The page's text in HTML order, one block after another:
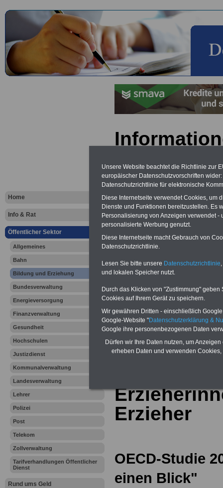
Home
Info & Rat
Öffentlicher Sektor
Allgemeines
Bahn
Bildung und Erziehung
Bundesverwaltung
Energieversorgung
Finanzverwaltung
Gesundheit
Hochschulen
Justizdienst
Kommunalverwaltung
Landesverwaltung
Lehrer
Polizei
Post
Telekom
Zollverwaltung
Tarifverhandlungen Öffentlicher
Dienst
Rund ums Geld
Erzieher
Vorteile für den
öffentlichen Dienst
Vergleichen und sparen:
-Krankenzusatzversicherung-
Online-Vergleich Gesetzliche
Zahnzusatzversicherung-
Ihr
den Fall der
Leben
Erzieher
OECD-Studie
einen Blick"
Unsere Website beachtet die Richtlinie zur
europäischer Datenschutzvorschriften
Datenschutzrichtlinie für elektronische
Diese Internetseite verwendet Cookies, um
Dienste und Funktionen bereitzustellen. Es
Personalisierung von Anzeigen verwendet
personalisierte Werbung genutzt.
Diese Internetseite macht Gebrauch von
Datenschutzrichtlinie.
Lesen Sie bitte unsere Datenschutzrichtlinie
und lokalen Speicher nutzt.
Durch das Klicken von "Zustimmung"
Cookies auf Ihrem Gerät zu speichern.
Wir gewähren Dritten - einschließlich
Google-Website "Datenschutzerklärung &
Google ihre personenbezogenen Daten
Dürfen wir Ihre Daten nutzen, um
erheben Daten und verwenden